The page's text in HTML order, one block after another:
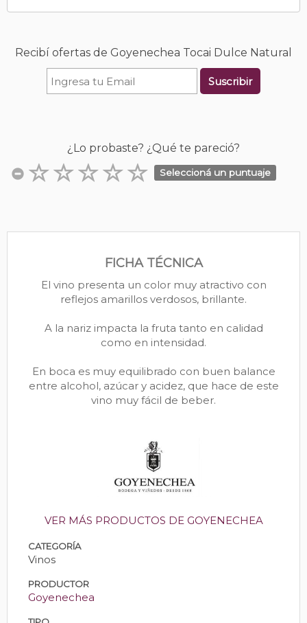
Recibí ofertas de Goyenechea Tocai Dulce Natural
Suscribir
¿Lo probaste? ¿Qué te pareció?
Seleccioná un puntuaje
FICHA TÉCNICA
El vino presenta un color muy atractivo con
reflejos amarillos verdosos, brillante.
A la nariz impacta la fruta tanto en calidad
como en intensidad.
En boca es muy equilibrado con buen balance
entre alcohol, azúcar y acidez, que hace de este
vino muy fácil de beber.
VER MÁS PRODUCTOS DE GOYENECHEA
CATEGORÍA
Vinos
PRODUCTOR
Goyenechea